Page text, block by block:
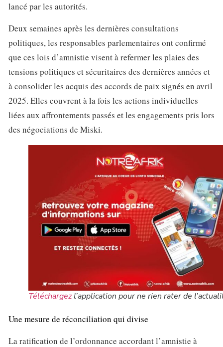
lancé par les autorités.
Deux semaines après les dernières consultations
politiques, les responsables parlementaires ont confirmé
que ces lois d’amnistie visent à refermer les plaies des
tensions politiques et sécuritaires des dernières années et
à consolider les acquis des accords de paix signés en avril
2025. Elles couvrent à la fois les actions individuelles
liées aux affrontements passés et les engagements pris lors
des négociations de Miski.
Téléchargezl’application pour ne rien rater de
Une mesure de réconciliation qui divise
La ratification de l’ordonnance accordant l’amnistie à